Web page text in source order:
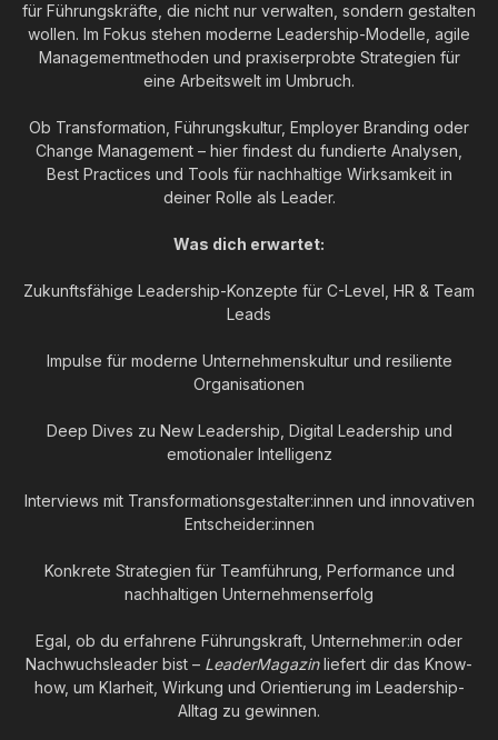
für Führungskräfte, die nicht nur verwalten, sondern gestalten
wollen. Im Fokus stehen moderne Leadership-Modelle, agile
Managementmethoden und praxiserprobte Strategien für
eine Arbeitswelt im Umbruch.
Ob Transformation, Führungskultur, Employer Branding oder
Change Management – hier findest du fundierte Analysen,
Best Practices und Tools für nachhaltige Wirksamkeit in
deiner Rolle als Leader.
Was dich erwartet:
Zukunftsfähige Leadership-Konzepte für C-Level, HR & Team
Leads
Impulse für moderne Unternehmenskultur und resiliente
Organisationen
Deep Dives zu New Leadership, Digital Leadership und
emotionaler Intelligenz
Interviews mit Transformationsgestalter:innen und innovativen
Entscheider:innen
Konkrete Strategien für Teamführung, Performance und
nachhaltigen Unternehmenserfolg
Egal, ob du erfahrene Führungskraft, Unternehmer:in oder
Nachwuchsleader bist – LeaderMagazinliefert dir das Know-
how, um Klarheit, Wirkung und Orientierung im Leadership-
Alltag zu gewinnen.